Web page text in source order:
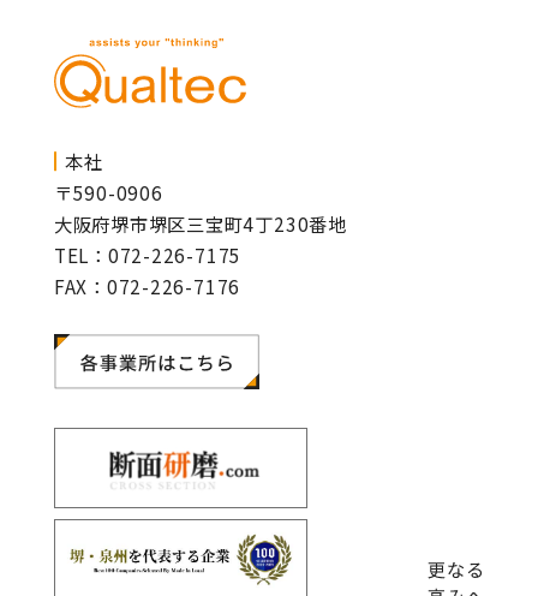
本社
〒590-0906
大阪府堺市堺区三宝町4丁230番地
TEL：072-226-7175
FAX：072-226-7176